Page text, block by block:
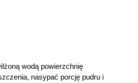
wodą powierzchnię
nasypać porcję pudru i